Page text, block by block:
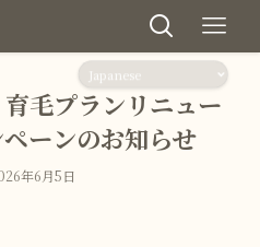
育毛プランリニュー
ーンのお知らせ
年6月5日